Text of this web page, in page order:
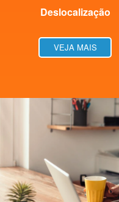
Deslocalização
VEJA MAIS